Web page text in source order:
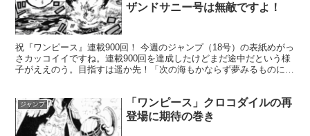
ザンドサニー号は無敵ですよ！
祝『ワンピース』連載900回！ 今週のジャンプ（18号）の表紙めがっ
さカッコイイですね。連載900回を達成したけどまだ途中だという様
子がええのう。目指すは遥か先！「次の海もかならず夢みるものに続
ジャンプ
「ワンピース」クロコダイルの再
登場に期待の巻き